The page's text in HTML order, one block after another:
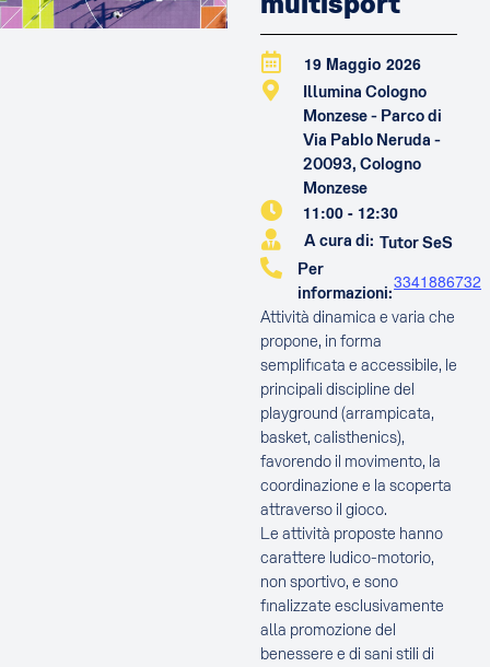
19 Maggio 2026
Illumina Cologno
Monzese - Parco di
Via Pablo Neruda -
20093, Cologno
Monzese
11:00 - 12:30
A cura di: Tutor SeS
Per
informazioni:
3341886732
Attività dinamica e varia che
propone, in forma
semplificata e accessibile, le
principali discipline del
playground (arrampicata,
basket, calisthenics),
favorendo il movimento, la
coordinazione e la scoperta
attraverso il gioco.
Le attività proposte hanno
carattere ludico-motorio,
non sportivo, e sono
finalizzate esclusivamente
alla promozione del
benessere e di sani stili di